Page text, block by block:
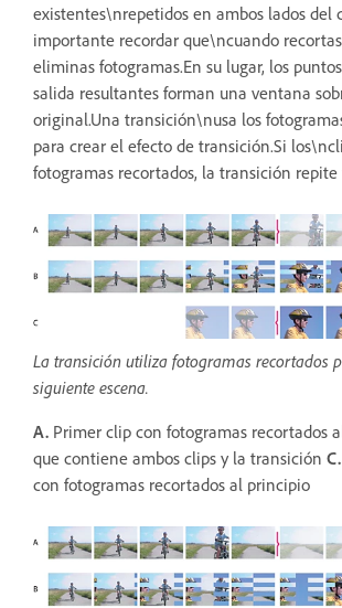
existentes\nrepetidos en ambos lados del
importante recordar que\ncuando
eliminas fotogramas.En su lugar, los
salida resultantes forman una ventana
original.Una transición\nusa los
para crear el efecto de transición.Si
fotogramas recortados, la transición repite
La transición utiliza fotogramas recortados
siguiente escena.
A. Primer clip con fotogramas recortados
que contiene ambos clips y la transición C.
con fotogramas recortados al principio